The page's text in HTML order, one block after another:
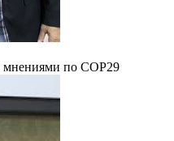
мнениями по COP29